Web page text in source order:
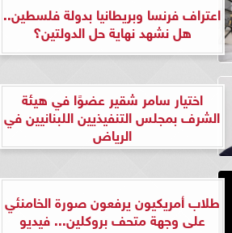
اعتراف فرنسا وبريطانيا بدولة فلسطين..
هل نشهد نهاية حل الدولتين؟
اختيار سامر شقير عضوًا في هيئة
الشرف بمجلس التنفيذيين اللبنانيين في
الرياض
طلاب أمريكيون يرفعون صورة الخامنئي
على وجهة متحف بروكلين... فيديو